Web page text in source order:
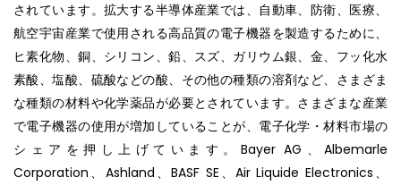
されています。拡大する半導体産業では、自動車、防衛、医療、
航空宇宙産業で使用される高品質の電子機器を製造するために、
ヒ素化物、銅、シリコン、鉛、スズ、ガリウム銀、金、フッ化水
素酸、塩酸、硫酸などの酸、その他の種類の溶剤など、さまざま
な種類の材料や化学薬品が必要とされています。さまざまな産業
で電子機器の使用が増加していることが、電子化学・材料市場の
シェアを押し上げています。Bayer AG、Albemarle
Corporation、Ashland、BASF SE、Air Liquide Electronics、